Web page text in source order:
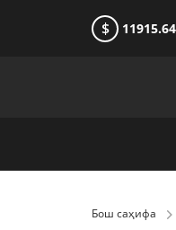
$ 11915.64
Бош саҳифа